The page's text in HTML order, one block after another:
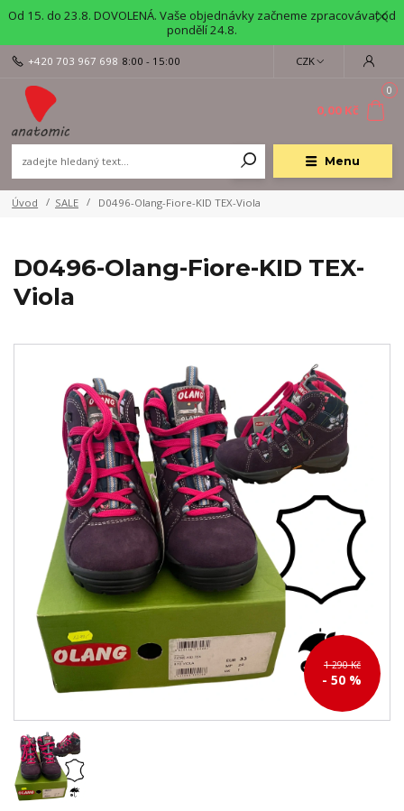
Od 15. do 23.8. DOVOLENÁ. Vaše objednávky začneme zpracovávat od
pondělí 24.8.
Menu
CZK
+420 703 967 698 8:00 - 15:00
0
0,00 Kč
Úvod SALE D0496-Olang-Fiore-KID TEX-Viola
D0496-Olang-Fiore-KID TEX-
Viola
1 290 Kč
- 50 %